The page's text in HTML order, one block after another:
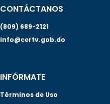
CONTÁCTANOS
(809) 689-2121
info@certv.gob.do
INFÓRMATE
Términos de Uso